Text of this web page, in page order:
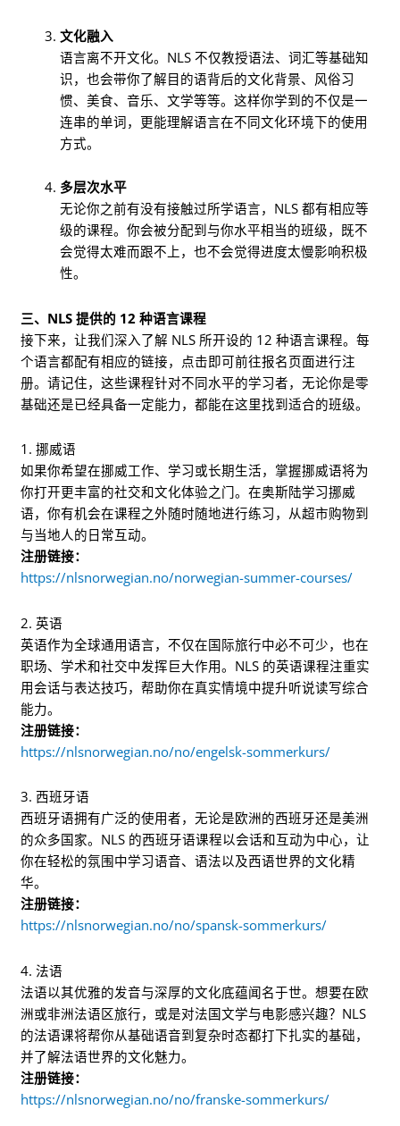
文化融入
语言离不开文化。NLS 不仅教授语法、词汇等基础知
识，也会带你了解目的语背后的文化背景、风俗习
惯、美食、音乐、文学等等。这样你学到的不仅是一
连串的单词，更能理解语言在不同文化环境下的使用
方式。
多层次水平
无论你之前有没有接触过所学语言，NLS 都有相应等
级的课程。你会被分配到与你水平相当的班级，既不
会觉得太难而跟不上，也不会觉得进度太慢影响积极
性。
三、NLS 提供的 12 种语言课程
接下来，让我们深入了解 NLS 所开设的 12 种语言课程。每
个语言都配有相应的链接，点击即可前往报名页面进行注
册。请记住，这些课程针对不同水平的学习者，无论你是零
基础还是已经具备一定能力，都能在这里找到适合的班级。
1. 挪威语
如果你希望在挪威工作、学习或长期生活，掌握挪威语将为
你打开更丰富的社交和文化体验之门。在奥斯陆学习挪威
语，你有机会在课程之外随时随地进行练习，从超市购物到
与当地人的日常互动。
注册链接：
https://nlsnorwegian.no/norwegian-summer-courses/
2. 英语
英语作为全球通用语言，不仅在国际旅行中必不可少，也在
职场、学术和社交中发挥巨大作用。NLS 的英语课程注重实
用会话与表达技巧，帮助你在真实情境中提升听说读写综合
能力。
注册链接：
https://nlsnorwegian.no/no/engelsk-sommerkurs/
3. 西班牙语
西班牙语拥有广泛的使用者，无论是欧洲的西班牙还是美洲
的众多国家。NLS 的西班牙语课程以会话和互动为中心，让
你在轻松的氛围中学习语音、语法以及西语世界的文化精
华。
注册链接：
https://nlsnorwegian.no/no/spansk-sommerkurs/
4. 法语
法语以其优雅的发音与深厚的文化底蕴闻名于世。想要在欧
洲或非洲法语区旅行，或是对法国文学与电影感兴趣？NLS
的法语课将帮你从基础语音到复杂时态都打下扎实的基础，
并了解法语世界的文化魅力。
注册链接：
https://nlsnorwegian.no/no/franske-sommerkurs/